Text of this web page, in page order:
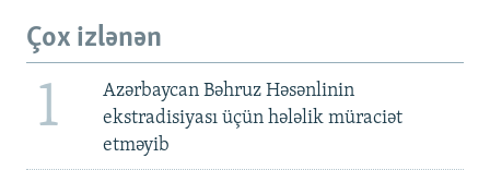
Çox izlənən
1
Azərbaycan Bəhruz Həsənlinin
ekstradisiyası üçün hələlik müraciət
etməyib